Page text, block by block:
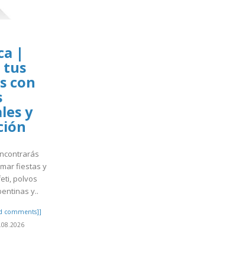
|
tus
con
y
fiestas y
polvos
y..
comments]]